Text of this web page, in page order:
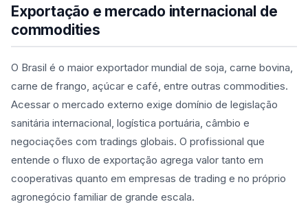
Exportação e mercado internacional de
commodities
O Brasil é o maior exportador mundial de soja, carne bovina,
carne de frango, açúcar e café, entre outras commodities.
Acessar o mercado externo exige domínio de legislação
sanitária internacional, logística portuária, câmbio e
negociações com tradings globais. O profissional que
entende o fluxo de exportação agrega valor tanto em
cooperativas quanto em empresas de trading e no próprio
agronegócio familiar de grande escala.